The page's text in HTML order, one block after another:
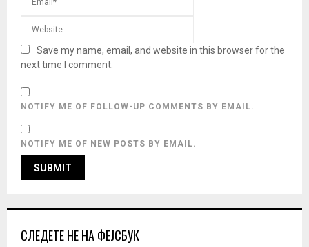
Save my name, email, and website in this browser for the
next time I comment.
NOTIFY ME OF FOLLOW-UP COMMENTS BY EMAIL.
NOTIFY ME OF NEW POSTS BY EMAIL.
СЛЕДЕТЕ НЕ НА ФЕЈСБУК